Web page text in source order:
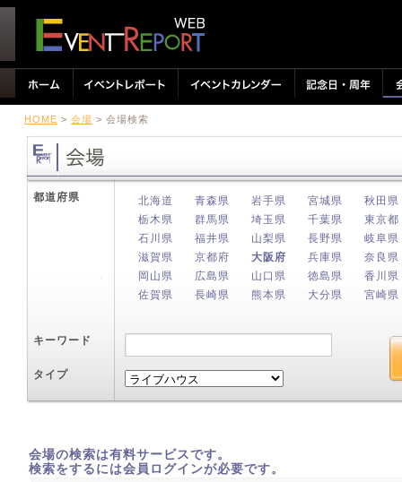
HOME > 会場 > 会場検索
都道府県 北海道 青森県 岩手県 宮城県
秋田県
栃木県
群馬県 埼玉県 千葉県
東京都
石川県
福井県 山梨県 長野県
岐阜県
滋賀県
京都府 大阪府 兵庫県
奈良県
岡山県
広島県 山口県 徳島県
香川県
佐賀県
長崎県 熊本県 大分県 宮崎県
キーワード
タイプ
会場の検索は有料サービスです。
検索をするには会員ログインが必要です。